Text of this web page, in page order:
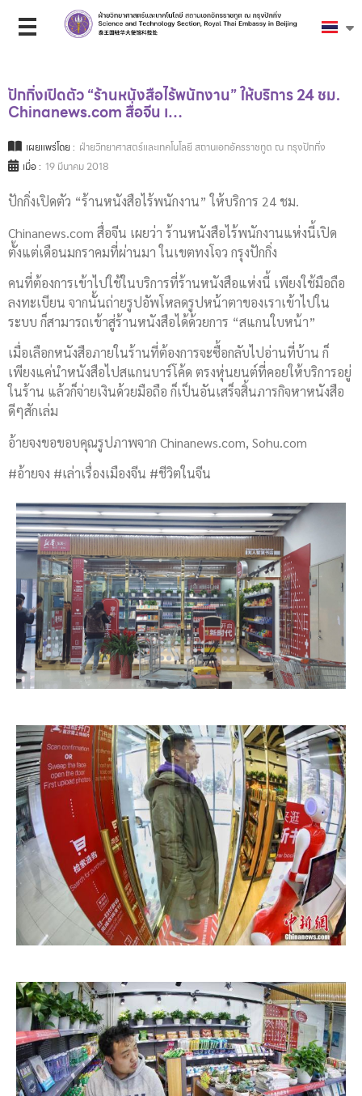
ปักกิ่งเปิดตัว “ร้านหนังสือไร้พนักงาน” ให้บริการ 24 ชม.
Chinanews.com สื่อจีน เ…
เผยแพร่โดย : ฝ่ายวิทยาศาสตร์และเทคโนโลยี สถานเอกอัครราชทูต ณ กรุงปักกิ่ง
เมื่อ : 19 มีนาคม 2018
ปักกิ่งเปิดตัว “ร้านหนังสือไร้พนักงาน” ให้บริการ 24 ชม.
Chinanews.com สื่อจีน เผยว่า ร้านหนังสือไร้พนักงานแห่งนี้เปิด
ตั้งแต่เดือนมกราคมที่ผ่านมา ในเขตทงโจว กรุงปักกิ่ง
คนที่ต้องการเข้าไปใช้ในบริการที่ร้านหนังสือแห่งนี้ เพียงใช้มือถือ
ลงทะเบียน จากนั้นถ่ายรูปอัพโหลดรูปหน้าตาของเราเข้าไปใน
ระบบ ก็สามารถเข้าสู่ร้านหนังสือได้ด้วยการ “สแกนใบหน้า”
เมื่อเลือกหนังสือภายในร้านที่ต้องการจะซื้อกลับไปอ่านที่บ้าน ก็
เพียงแค่นำหนังสือไปสแกนบาร์โค้ด ตรงหุ่นยนต์ที่คอยให้บริการอยู่
ในร้าน แล้วก็จ่ายเงินด้วยมือถือ ก็เป็นอันเสร็จสิ้นภารกิจหาหนังสือ
ดีๆสักเล่ม
อ้ายจงขอขอบคุณรูปภาพจาก Chinanews.com, Sohu.com
#อ้ายจง #เล่าเรื่องเมืองจีน #ชีวิตในจีน